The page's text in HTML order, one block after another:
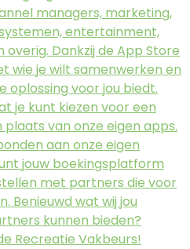
managers, marketing,
entertainment,
Dankzij de App Store
wie je wilt samenwerken en
oplossing voor jou biedt.
je kunt kiezen voor een
van onze eigen apps.
aan onze eigen
jouw boekingsplatform
met partners die voor
Benieuwd wat wij jou
kunnen bieden?
Recreatie Vakbeurs!